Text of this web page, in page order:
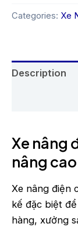
Categories: Xe
Description
Xe nâng
nâng
Xe nâng điện
kế đặc biệt
hàng, xưởng